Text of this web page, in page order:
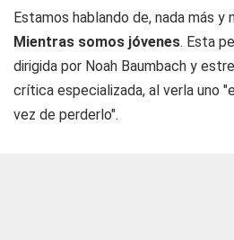
Estamos hablando de, nada más y
Mientras somos jóvenes. Esta
dirigida por Noah Baumbach y
crítica especializada, al verla uno
vez de perderlo".